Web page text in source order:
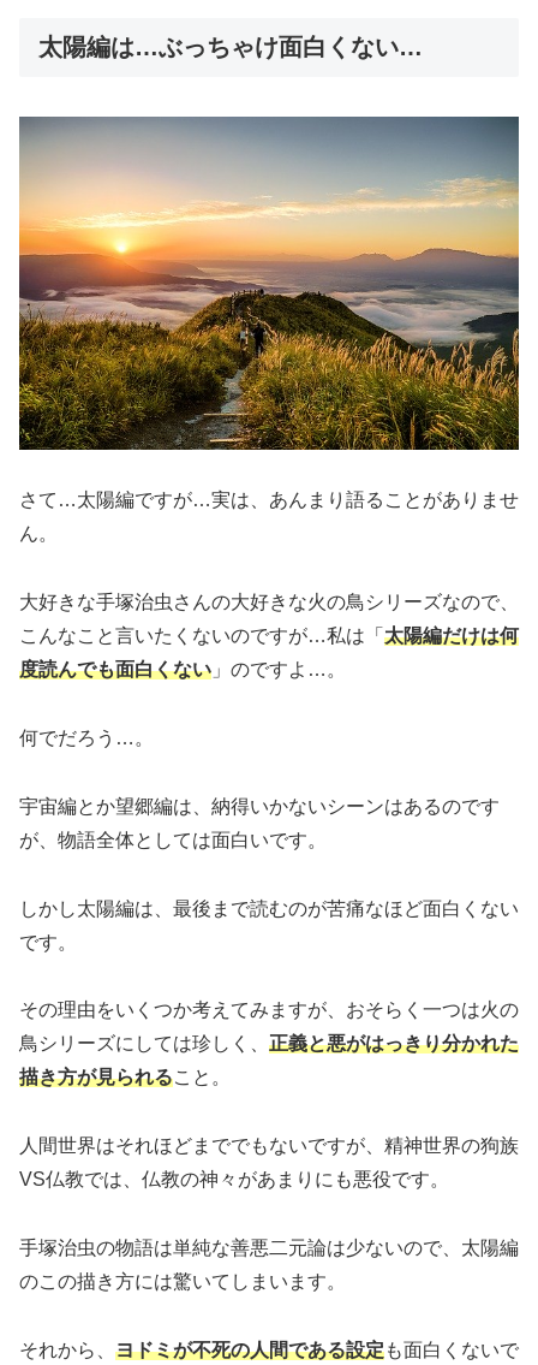
太陽編は…ぶっちゃけ面白くない…
さて…太陽編ですが…実は、あんまり語ることがありませ
ん。
大好きな手塚治虫さんの大好きな火の鳥シリーズなので、
こんなこと言いたくないのですが…私は「 太陽編だけは何
度読んでも面白くない 」のですよ…。
何でだろう…。
宇宙編とか望郷編は、納得いかないシーンはあるのです
が、物語全体としては面白いです。
しかし太陽編は、最後まで読むのが苦痛なほど面白くない
です。
その理由をいくつか考えてみますが、おそらく一つは火の
鳥シリーズにしては珍しく、 正義と悪がはっきり分かれた
描き方が見られること。
人間世界はそれほどまででもないですが、精神世界の狗族
VS仏教では、仏教の神々があまりにも悪役です。
手塚治虫の物語は単純な善悪二元論は少ないので、太陽編
のこの描き方には驚いてしまいます。
それから、 ヨドミが不死の人間である設定も面白くないで